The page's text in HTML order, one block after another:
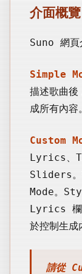
介面概覽
Suno 網頁
Simple
描述歌曲
成所有內容
Custom
Lyrics、
Sliders。
Mode。
Lyrics 欄
於控制生成
請從